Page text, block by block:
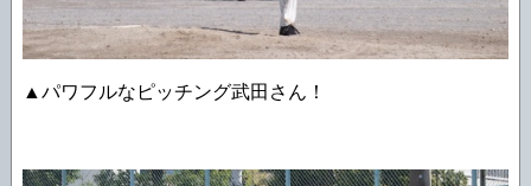
▲パワフルなピッチング武田さん！